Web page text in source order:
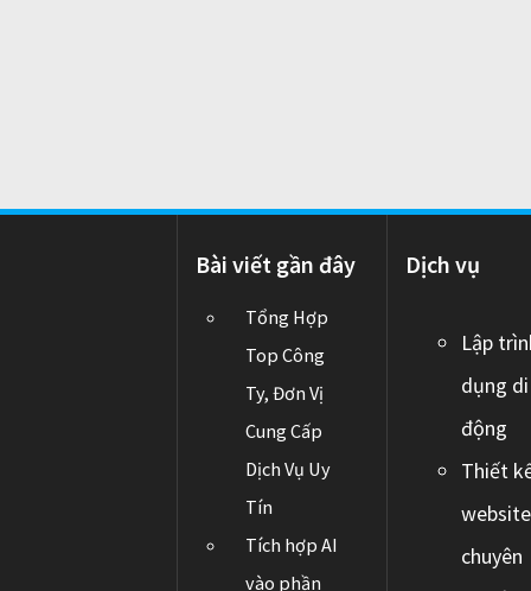
Bài viết gần đây
Tổng Hợp
Top Công
Ty, Đơn Vị
Cung Cấp
Dịch Vụ Uy
Tín
Tích hợp AI
vào phần
Dịch vụ
Lập
dụng di
động
Thiết
website
chuyên